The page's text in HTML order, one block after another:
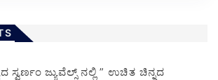
ಸ್ವರ್ಣಂ ಜ್ಯುವೆಲ್ಸ್ ನಲ್ಲಿ ” ಉಚಿತ ಚಿನ್ನದ